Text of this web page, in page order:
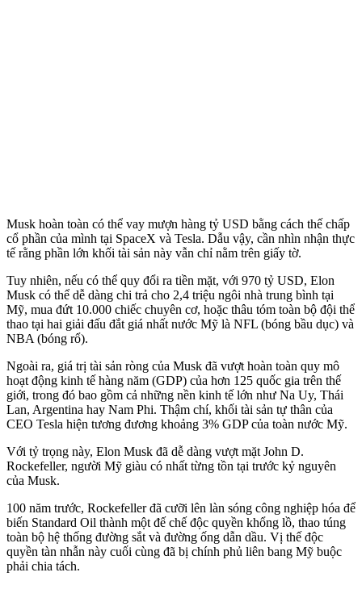
Musk hoàn toàn có thể vay mượn hàng tỷ USD bằng cách thế chấp
cổ phần của mình tại SpaceX và Tesla. Dẫu vậy, cần nhìn nhận thực
tế rằng phần lớn khối tài sản này vẫn chỉ nằm trên giấy tờ.
Tuy nhiên, nếu có thể quy đổi ra tiền mặt, với 970 tỷ USD, Elon
Musk có thể dễ dàng chi trả cho 2,4 triệu ngôi nhà trung bình tại
Mỹ, mua đứt 10.000 chiếc chuyên cơ, hoặc thâu tóm toàn bộ đội thể
thao tại hai giải đấu đắt giá nhất nước Mỹ là NFL (bóng bầu dục) và
NBA (bóng rổ).
Ngoài ra, giá trị tài sản ròng của Musk đã vượt hoàn toàn quy mô
hoạt động kinh tế hàng năm (GDP) của hơn 125 quốc gia trên thế
giới, trong đó bao gồm cả những nền kinh tế lớn như Na Uy, Thái
Lan, Argentina hay Nam Phi. Thậm chí, khối tài sản tự thân của
CEO Tesla hiện tương đương khoảng 3% GDP của toàn nước Mỹ.
Với tỷ trọng này, Elon Musk đã dễ dàng vượt mặt John D.
Rockefeller, người Mỹ giàu có nhất từng tồn tại trước kỷ nguyên
của Musk.
100 năm trước, Rockefeller đã cưỡi lên làn sóng công nghiệp hóa để
biến Standard Oil thành một đế chế độc quyền khổng lồ, thao túng
toàn bộ hệ thống đường sắt và đường ống dẫn dầu. Vị thế độc
quyền tàn nhẫn này cuối cùng đã bị chính phủ liên bang Mỹ buộc
phải chia tách.